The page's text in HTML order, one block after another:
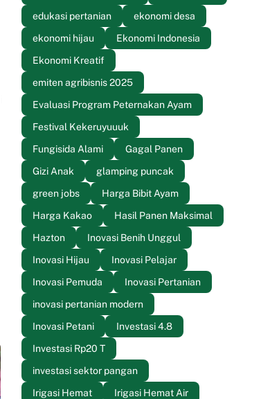
edukasi pertanian
ekonomi desa
ekonomi hijau
Ekonomi Indonesia
Ekonomi Kreatif
emiten agribisnis 2025
Evaluasi Program Peternakan Ayam
Festival Kekeruyuuuk
Fungisida Alami
Gagal Panen
Gizi Anak
glamping puncak
green jobs
Harga Bibit Ayam
Harga Kakao
Hasil Panen Maksimal
Hazton
Inovasi Benih Unggul
Inovasi Hijau
Inovasi Pelajar
Inovasi Pemuda
Inovasi Pertanian
inovasi pertanian modern
Inovasi Petani
Investasi 4.8
Investasi Rp20 T
investasi sektor pangan
Irigasi Hemat
Irigasi Hemat Air